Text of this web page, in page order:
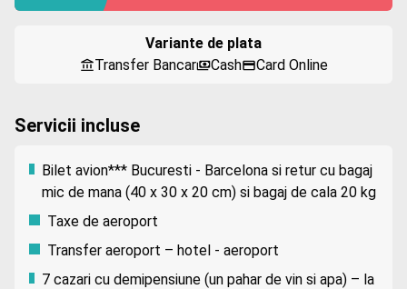
Variante de plata
Transfer Bancar
Cash Card Online
Servicii incluse
Bilet avion*** Bucuresti - Barcelona si retur cu bagaj
mic de mana (40 x 30 x 20 cm) si bagaj de cala 20 kg
Taxe de aeroport
Transfer aeroport – hotel - aeroport
7 cazari cu demipensiune (un pahar de vin si apa) – la